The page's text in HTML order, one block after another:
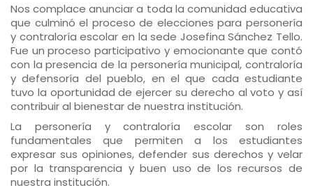
Nos complace anunciar a toda la comunidad educativa
que culminó el proceso de elecciones para personería
y contraloría escolar en la sede Josefina Sánchez Tello.
Fue un proceso participativo y emocionante que contó
con la presencia de la personería municipal, contraloría
y defensoría del pueblo, en el que cada estudiante
tuvo la oportunidad de ejercer su derecho al voto y así
contribuir al bienestar de nuestra institución.
La personería y contraloría escolar son roles
fundamentales que permiten a los estudiantes
expresar sus opiniones, defender sus derechos y velar
por la transparencia y buen uso de los recursos de
nuestra institución.